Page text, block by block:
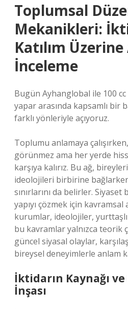
Toplumsal
Mekanikleri:
Katılım
İnceleme
Bugün Ayhanglobal ile 100
yapar arasında kapsamlı bir
farklı yönleriyle açıyoruz.
Toplumu anlamaya
görünmez ama her yerde
karşıya kalırız. Bu ağ,
ideolojileri birbirine
sınırlarını da belirler.
yapıyı çözmek için
kurumlar, ideolojiler,
bu kavramlar yalnızca teorik
güncel siyasal olaylar,
bireysel deneyimlerle anlam
İktidarın Kaynağı
İnşası